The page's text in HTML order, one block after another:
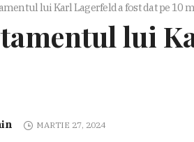
lui Karl Lagerfeld a fost dat pe 10
lui
MARTIE 27, 2024